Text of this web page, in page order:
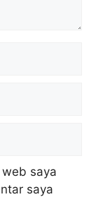
saya
saya